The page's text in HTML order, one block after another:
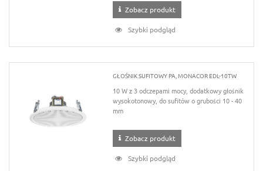
Zobacz produkt
Szybki podgląd
GŁOŚNIK SUFITOWY PA, MONACOR EDL-10TW
10 W z 3 odczepami mocy, dodatkowy głośnik
wysokotonowy, do sufitów o grubości 10 - 40
mm
Zobacz produkt
Szybki podgląd